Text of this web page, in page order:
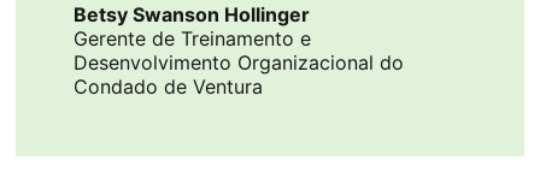
Betsy Swanson Hollinger
Gerente de Treinamento e
Desenvolvimento Organizacional do
Condado de Ventura